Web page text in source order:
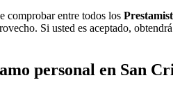
comprobar entre todos los
Si usted es aceptado,
personal en San